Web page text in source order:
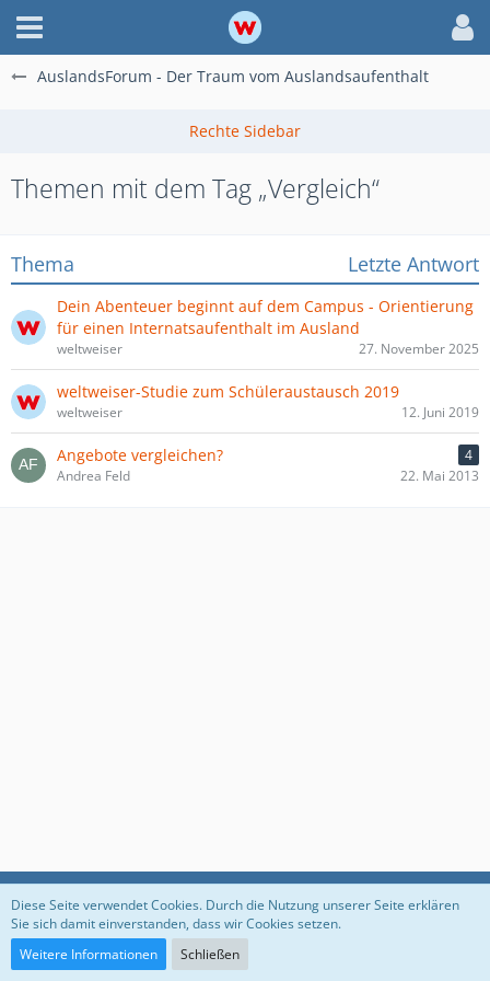
AuslandsForum - Der Traum vom Auslandsaufenthalt
Themen mit dem Tag „Vergleich“
Thema Letzte Antwort
Dein Abenteuer beginnt auf dem Campus - Orientierung
für einen Internatsaufenthalt im Ausland
weltweiser 27. November 2025
weltweiser-Studie zum Schüleraustausch 2019
weltweiser 12. Juni 2019
Angebote vergleichen?
4
Andrea Feld
22. Mai 2013
Datenschutzerklärung Impressum
Diese Seite verwendet Cookies. Durch die Nutzung unserer Seite erklären
Sie sich damit einverstanden, dass wir Cookies setzen.
Weitere Informationen
Schließen